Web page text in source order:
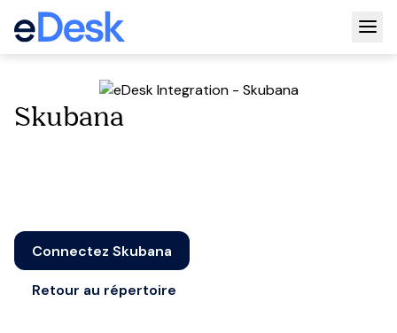
Skubana
Connectez Skubana
Retour au répertoire